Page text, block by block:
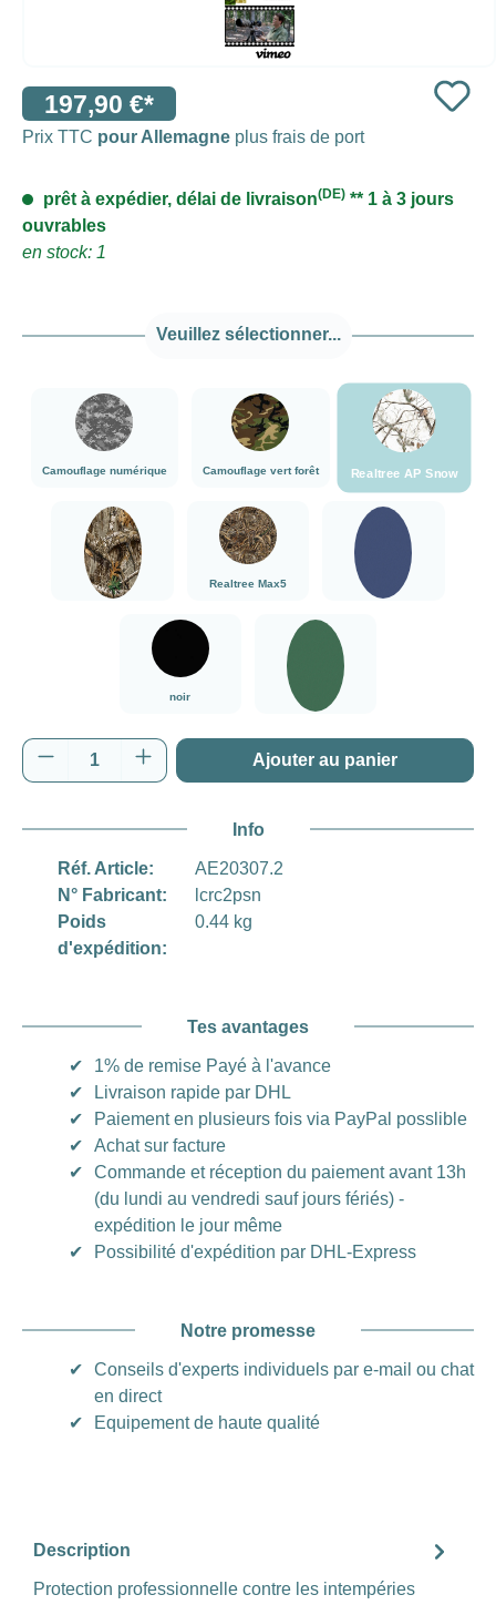
197,90 €*
Prix TTC pour Allemagne plus frais de port
prêt à expédier, délai de livraison(DE) ** 1 à 3 jours
ouvrables
en stock: 1
Veuillez sélectionner...
Camouflage numérique
###Camouflage numérique###LensCoat
Camouflage vert forêt
###Camouflage vert forêt###LensCoat
Realtree AP Snow
###Realtree
###Realtree Edge###LensCoat
Realtree Max5
###Realtree Max5###LensCoatBleu marine
noir
vert
Quantité de produit : Entrez la quantité
Ajouter au panier
Info
Réf. Article:
AE20307.2
N° Fabricant:
lcrc2psn
Poids
d'expédition:
0.44 kg
Tes avantages
✔
1% de remise Payé à l'avance
✔
Livraison rapide par DHL
✔
Paiement en plusieurs fois via PayPal posslible
✔
Achat sur facture
✔
Commande et réception du paiement avant 13h
(du lundi au vendredi sauf jours fériés) -
expédition le jour même
✔
Possibilité d'expédition par DHL-Express
Notre promesse
✔
Conseils d'experts individuels par e-mail ou chat
en direct
✔
Equipement de haute qualité
Description
Protection professionnelle contre les intempéries